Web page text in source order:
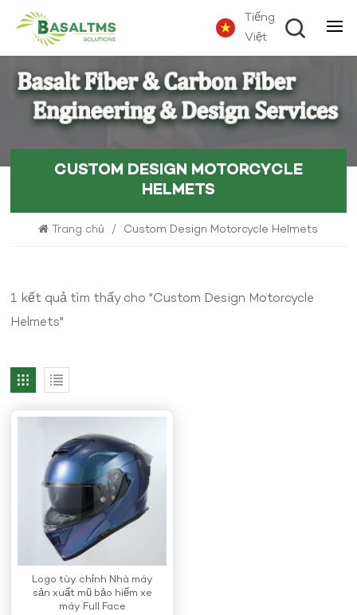
Tiếng
Việt
CUSTOM DESIGN MOTORCYCLE
HELMETS
Trang chủ / Custom Design Motorcycle Helmets
1 kết quả tìm thấy cho "Custom Design Motorcycle
Helmets"
Logo tùy chỉnh Nhà máy
sản xuất mũ bảo hiểm xe
máy Full Face